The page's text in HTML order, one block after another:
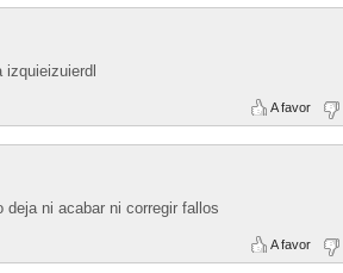
A favor
deja ni acabar ni corregir fallos
A favor